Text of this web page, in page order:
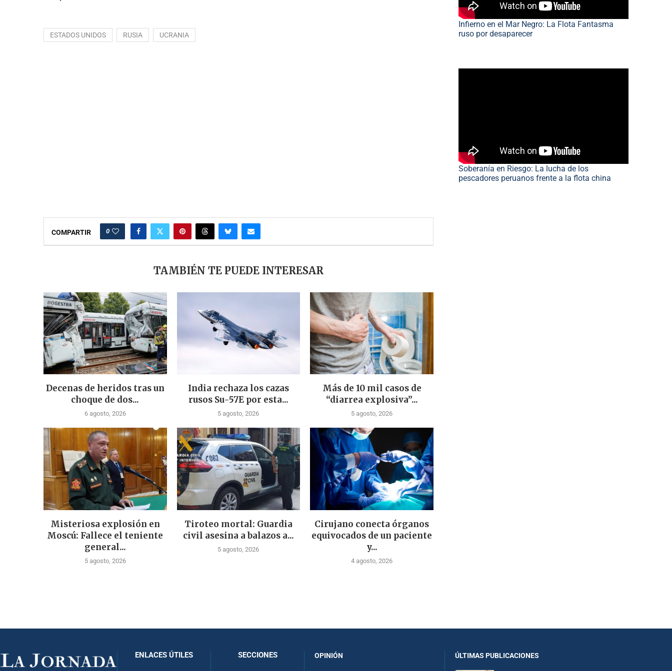
ESTADOS UNIDOS RUSIA UCRANIA
COMPARTIR 0
TAMBIÉN TE PUEDE INTERESAR
Decenas de heridos tras un
choque de dos...
6 agosto, 2026
India rechaza los cazas
rusos Su-57E por esta...
5 agosto, 2026
Más de 10 mil casos de
“diarrea explosiva”...
5 agosto, 2026
Misteriosa explosión en
Moscú: Fallece el teniente
general...
5 agosto, 2026
Tiroteo mortal: Guardia
civil asesina a balazos a...
5 agosto, 2026
Cirujano conecta órganos
equivocados de un paciente
y...
4 agosto, 2026
Infierno en el Mar Negro: La Flota Fantasma
ruso por desaparecer
Soberanía en Riesgo: La lucha de los
pescadores peruanos frente a la flota china
ENLACES ÚTILES SECCIONES OPINIÓN ÚLTIMAS PUBLICACIONES